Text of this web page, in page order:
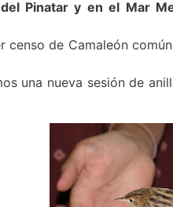
Pinatar y en el Mar
censo de Camaleón
una nueva sesión de